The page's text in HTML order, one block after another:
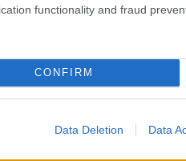
functionality and fraud
CONFIRM
Data Deletion Data
meg, az AWS
vitát indított el a
reakcióidő szinte